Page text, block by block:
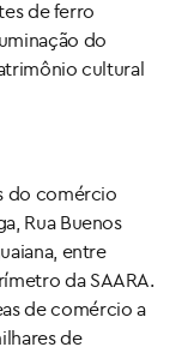
de ferro
do
cultural
do comércio
Rua Buenos
entre
da SAARA.
de comércio a
de